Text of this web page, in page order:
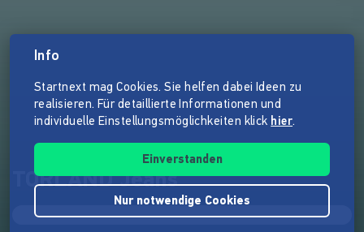
TORLAND Jeans
Info
Startnext mag Cookies. Sie helfen dabei Ideen zu
realisieren. Für detaillierte Informationen und
individuelle Einstellungsmöglichkeiten klick hier.
Einverstanden
Nur notwendige Cookies